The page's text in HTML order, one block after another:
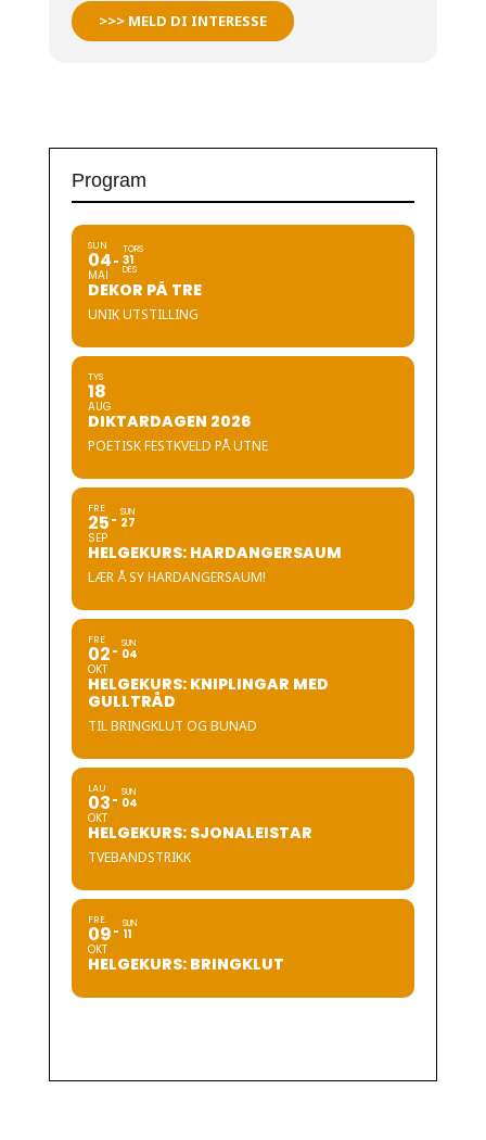
>>> MELD DI INTERESSE
Program
SUN
04
MAI
TORS
31
DES
DEKOR PÅ TRE
UNIK UTSTILLING
TYS
18
AUG
DIKTARDAGEN 2026
POETISK FESTKVELD PÅ UTNE
FRE
25
SEP
SUN
27
HELGEKURS: HARDANGERSAUM
LÆR Å SY HARDANGERSAUM!
FRE
02
OKT
SUN
04
HELGEKURS: KNIPLINGAR MED
GULLTRÅD
TIL BRINGKLUT OG BUNAD
LAU
03
OKT
SUN
04
HELGEKURS: SJONALEISTAR
TVEBANDSTRIKK
FRE
09
OKT
SUN
11
HELGEKURS: BRINGKLUT